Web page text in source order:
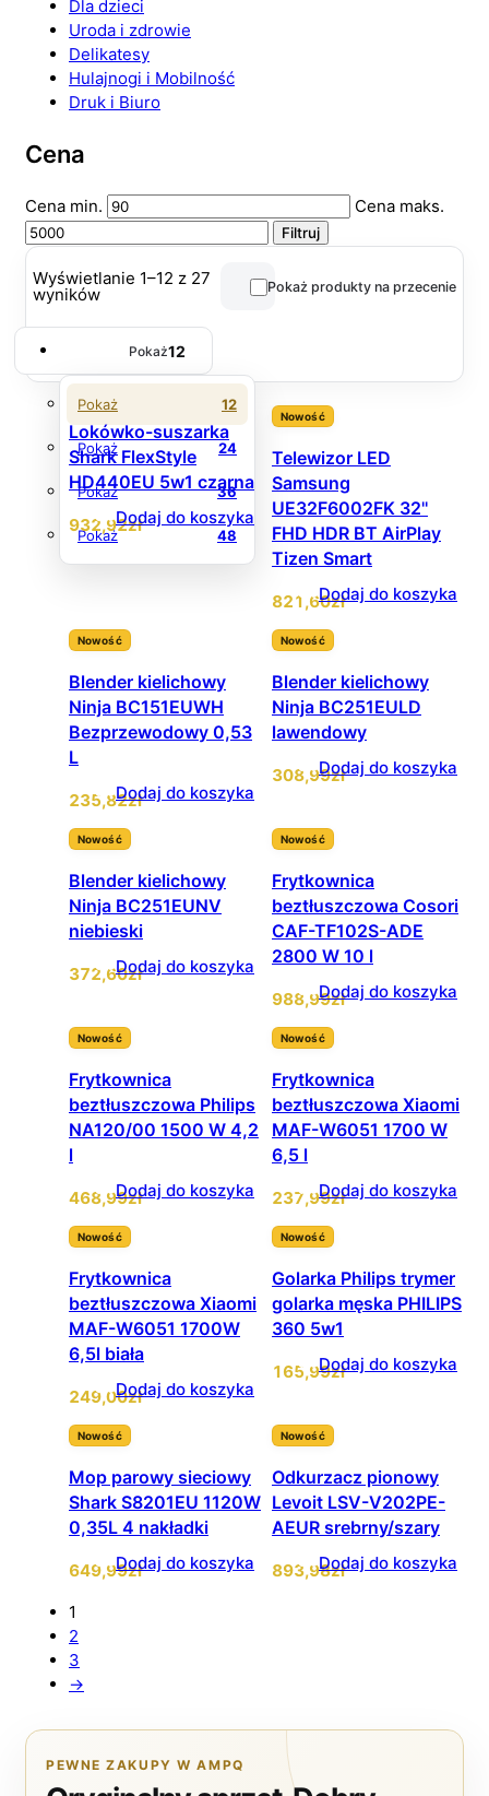
Dla dzieci
Uroda i zdrowie
Delikatesy
Hulajnogi i Mobilność
Druk i Biuro
Cena
Cena min. Cena maks.
Filtruj
Wyświetlanie 1–12 z 27
wyników Pokaż produkty na przecenie
Pokaż12
Pokaż 12
Pokaż 24
Pokaż 36
Pokaż 48
Lokówko-suszarka
Shark FlexStyle
HD440EU 5w1 czarna
932,92zł
Dodaj do koszyka
Nowość
Telewizor LED
Samsung
UE32F6002FK 32''
FHD HDR BT AirPlay
Tizen Smart
821,60zł
Dodaj do koszyka
Nowość
Blender kielichowy
Ninja BC151EUWH
Bezprzewodowy 0,53
L
235,82zł
Dodaj do koszyka
Nowość
Blender kielichowy
Ninja BC251EULD
lawendowy
308,99zł
Dodaj do koszyka
Nowość
Blender kielichowy
Ninja BC251EUNV
niebieski
372,60zł
Dodaj do koszyka
Nowość
Frytkownica
beztłuszczowa Cosori
CAF-TF102S-ADE
2800 W 10 l
988,99zł
Dodaj do koszyka
Nowość
Frytkownica
beztłuszczowa Philips
NA120/00 1500 W 4,2
l
468,99zł
Dodaj do koszyka
Nowość
Frytkownica
beztłuszczowa Xiaomi
MAF-W6051 1700 W
6,5 l
237,99zł
Dodaj do koszyka
Nowość
Frytkownica
beztłuszczowa Xiaomi
MAF-W6051 1700W
6,5l biała
249,00zł
Dodaj do koszyka
Nowość
Golarka Philips trymer
golarka męska PHILIPS
360 5w1
165,99zł
Dodaj do koszyka
Nowość
Mop parowy sieciowy
Shark S8201EU 1120W
0,35L 4 nakładki
649,99zł
Dodaj do koszyka
Nowość
Odkurzacz pionowy
Levoit LSV-V202PE-
AEUR srebrny/szary
893,98zł
Dodaj do koszyka
1
2
3
→
PEWNE ZAKUPY W AMPQ